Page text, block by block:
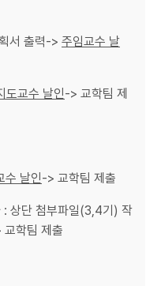
서 출력-> 주임교수 날
도교수 날인-> 교학팀 제
수 날인-> 교학팀 제출
상단 첨부파일(3,4기) 작
교학팀 제출